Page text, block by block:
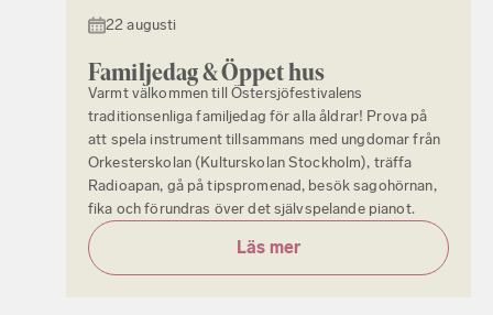
22 augusti
Familjedag & Öppet hus
Varmt välkommen till Östersjöfestivalens
traditionsenliga familjedag för alla åldrar! Prova på
att spela instrument tillsammans med ungdomar från
Orkesterskolan (Kulturskolan Stockholm), träffa
Radioapan, gå på tipspromenad, besök sagohörnan,
fika och förundras över det självspelande pianot.
Läs mer